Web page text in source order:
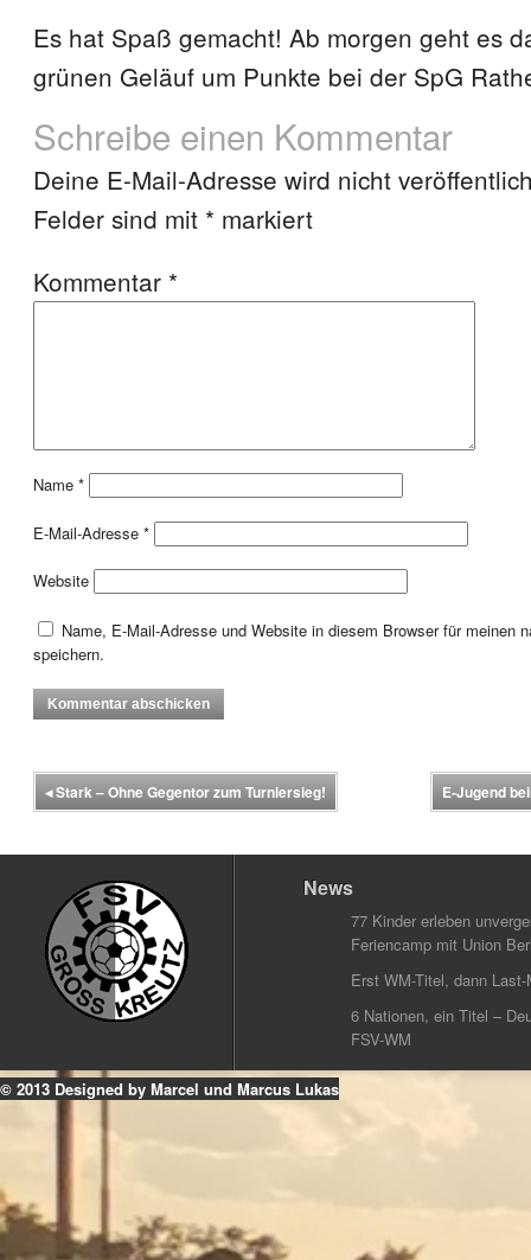
Es hat Spaß gemacht! Ab morgen geht es
grünen Geläuf um Punkte bei der SpG
Schreibe einen Kommentar
Deine E-Mail-Adresse wird nicht
Felder sind mit * markiert
Kommentar *
Name *
E-Mail-Adresse *
Website
Name, E-Mail-Adresse und Website in diesem Browser für meinen
speichern.
◂Stark – Ohne Gegentor zum Turniersieg! E-Jugend
News
77 Kinder erleben
Feriencamp mit Union
Erst WM-Titel, dann
6 Nationen, ein Titel –
FSV-WM
© 2013 Designed by Marcel und Marcus Lukas